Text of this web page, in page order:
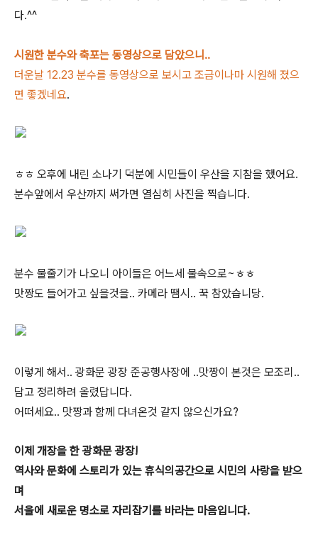
다.^^
시원한 분수와 축포는 동영상으로 담았으니..
더운날 12.23 분수를 동영상으로 보시고 조금이나마 시원해 졌으
면 좋겠네요.
ㅎㅎ 오후에 내린 소나기 덕분에 시민들이 우산을 지참을 했어요.
분수앞에서 우산까지 써가면 열심히 사진을 찍습니다.
분수 물줄기가 나오니 아이들은 어느세 물속으로~ㅎㅎ
맛짱도 들어가고 싶을것을.. 카메라 땜시.. 꾹 참았습니당.
이렇게 해서.. 광화문 광장 준공행사장에 ..맛짱이 본것은 모조리..
담고 정리하려 올렸답니다.
어떠세요.. 맛짱과 함께 다녀온것 같지 않으신가요?
이제 개장을 한 광화문 광장!
역사와 문화에 스토리가 있는 휴식의공간으로 시민의 사랑을 받으
며
서울에 새로운 명소로 자리잡기를 바라는 마음입니다.